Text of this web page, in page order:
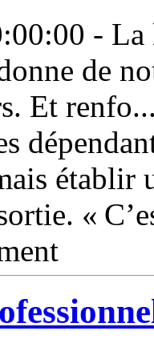
-
de
Et
établir
«